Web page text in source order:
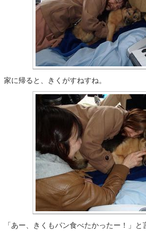
家に帰ると、きくがすねすね。
「あー、きくもパン食べたかったー！」と